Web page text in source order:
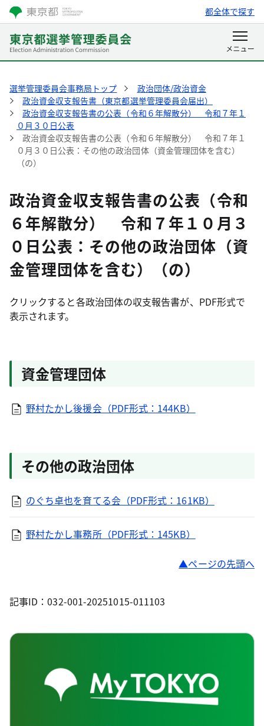
都全体で探す
選挙管理委員会事務局トップ
政治団体/政治資金
政治資金収支報告書（東京都選挙管理委員会届出）
政治資金収支報告書の公表（令和６年解散分） 令和７年１
０月３０日公表
政治資金収支報告書の公表（令和６年解散分） 令和７年１
０月３０日公表：その他の政治団体（資金管理団体を含む）
（の）
政治資金収支報告書の公表（令和
６年解散分） 令和７年１０月３
０日公表：その他の政治団体（資
金管理団体を含む）（の）
クリックすると各政治団体の収支報告書が、PDF形式で
表示されます。
資金管理団体
野村たかし後援会（PDF形式：144KB）
その他の政治団体
のぐち卓也を育てる会（PDF形式：161KB）
野村たかし事務所（PDF形式：145KB）
ページの先頭へ
記事ID：032-001-20251015-011103